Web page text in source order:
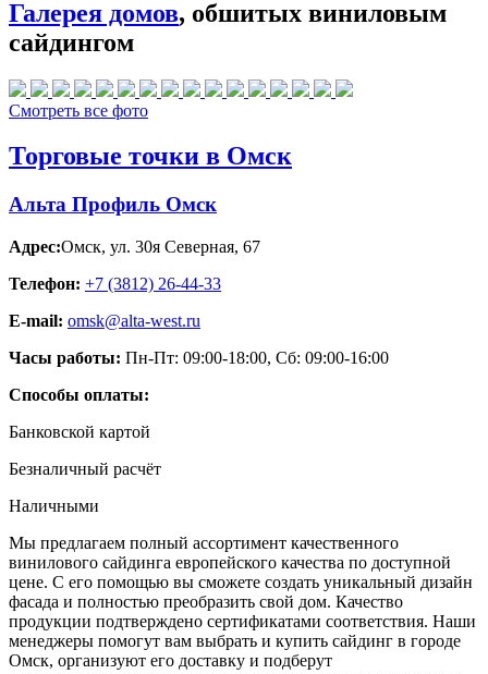
Галерея домов, обшитых виниловым
сайдингом
Смотреть все фото
Торговые точки в Омск
Альта Профиль Омск
Адрес:Омск, ул. 30я Северная, 67
Телефон: +7 (3812) 26‑44-33
E-mail: omsk@alta-west.ru
Часы работы: Пн-Пт: 09:00-18:00, Сб: 09:00-16:00
Способы оплаты:
Банковской картой
Безналичный расчёт
Наличными
Мы предлагаем полный ассортимент качественного
винилового сайдинга европейского качества по доступной
цене. С его помощью вы сможете создать уникальный дизайн
фасада и полностью преобразить свой дом. Качество
продукции подтверждено сертификатами соответствия. Наши
менеджеры помогут вам выбрать и купить сайдинг в городе
Омск, организуют его доставку и подберут